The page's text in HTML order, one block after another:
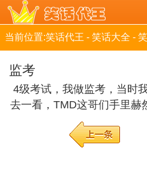
当前位置:笑话代王 - 笑话大全 -
监考
4级考试，我做监考，当时
去一看，TMD这哥们手里